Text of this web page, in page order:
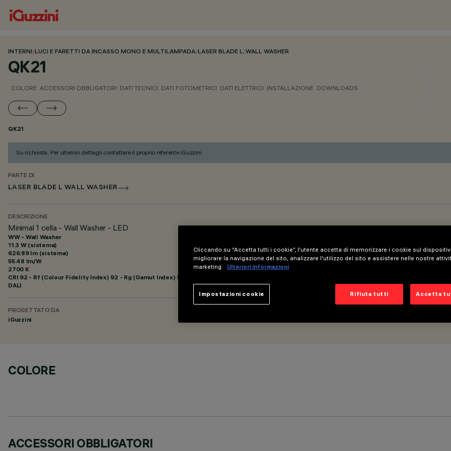
INTERNI/LUCI E FARETTI DA INCASSO MONO E MULTILAMPADA/LASER BLADE L/WALL WASHER
QK21
COLORE ACCESSORI OBBLIGATORI DATI TECNICI DATI FOTOMETRICI DATI ELETTRICI INSTALLAZIONE DOWNLOADS
QK21
Su richiesta. Per ulteriori dettagli contattare il proprio referente iGuzzini.
PARTE DI
LASER BLADE L WALL WASHER
DESCRIZIONE
Minimal 1 cella - Wall Washer - LED
WW - Wall Washer
11.3 W (sistema)
626.89 lm (sistema)
55.48 lm/W
2700 K
CRI 92 - Rf (Colour Fidelity Index) 92 - Rg (Gamut Index) 99
DALI
PROGETTATO DA
iGuzzini
COLORE
ACCESSORI OBBLIGATORI
Cliccando su “Accetta tutti i cookie”, l'utente accetta di memorizzare i cookie sul
migliorare la navigazione del sito, analizzare l'utilizzo del sito e assistere nelle nostre
marketing.
Ulteriori informazioni
Rifiuta tutti Accetta
Impostazioni cookie